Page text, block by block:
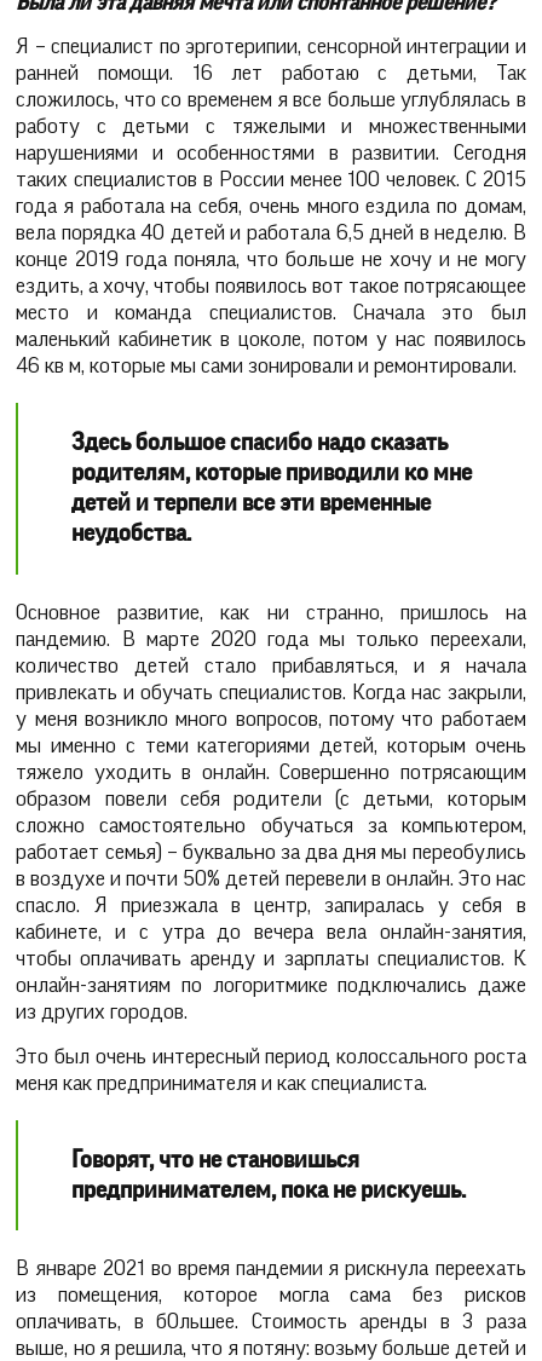
Я – специалист по эрготерипии, сенсорной интеграции и
ранней помощи. 16 лет работаю с детьми, Так
сложилось, что со временем я все больше углублялась в
работу с детьми с тяжелыми и множественными
нарушениями и особенностями в развитии. Сегодня
таких специалистов в России менее 100 человек. С 2015
года я работала на себя, очень много ездила по домам,
вела порядка 40 детей и работала 6,5 дней в неделю. В
конце 2019 года поняла, что больше не хочу и не могу
ездить, а хочу, чтобы появилось вот такое потрясающее
место и команда специалистов. Сначала это был
маленький кабинетик в цоколе, потом у нас появилось
46 кв м, которые мы сами зонировали и ремонтировали.
Здесь большое спасибо надо сказать
родителям, которые приводили ко мне
детей и терпели все эти временные
неудобства.
Основное развитие, как ни странно, пришлось на
пандемию. В марте 2020 года мы только переехали,
количество детей стало прибавляться, и я начала
привлекать и обучать специалистов. Когда нас закрыли,
у меня возникло много вопросов, потому что работаем
мы именно с теми категориями детей, которым очень
тяжело уходить в онлайн. Совершенно потрясающим
образом повели себя родители (с детьми, которым
сложно самостоятельно обучаться за компьютером,
работает семья) – буквально за два дня мы переобулись
в воздухе и почти 50% детей перевели в онлайн. Это нас
спасло. Я приезжала в центр, запиралась у себя в
кабинете, и с утра до вечера вела онлайн-занятия,
чтобы оплачивать аренду и зарплаты специалистов. К
онлайн-занятиям по логоритмике подключались даже
из других городов.
Это был очень интересный период колоссального роста
меня как предпринимателя и как специалиста.
Говорят, что не становишься
предпринимателем, пока не рискуешь.
В январе 2021 во время пандемии я рискнула переехать
из помещения, которое могла сама без рисков
оплачивать, в бОльшее. Стоимость аренды в 3 раза
выше, но я решила, что я потяну: возьму больше детей и